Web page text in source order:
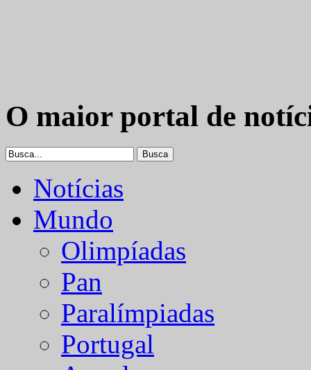
O maior portal de
Notícias
Mundo
Olimpíadas
Pan
Paralímpiadas
Portugal